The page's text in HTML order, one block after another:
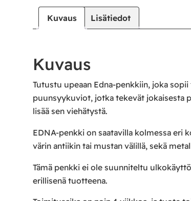
Kuvaus Lisätiedot
Kuvaus
Tutustu upeaan Edna-penkkiin, joka
puunsyykuviot, jotka tekevät jokaisesta
lisää sen viehätystä.
EDNA-penkki on saatavilla kolmessa eri
värin antiikin tai mustan välillä, sekä
Tämä penkki ei ole suunniteltu
erillisenä tuotteena.